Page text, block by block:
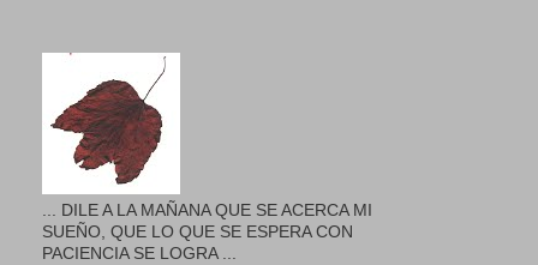
... DILE A LA MAÑANA QUE SE ACERCA MI
SUEÑO, QUE LO QUE SE ESPERA CON
PACIENCIA SE LOGRA ...